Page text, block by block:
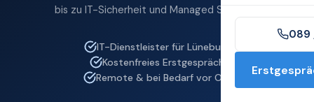
089
bis zu IT-Sicherheit und Managed Services.
IT-Dienstleister für Lüneburg
Kostenfreies Erstgespräch
Remote & bei Bedarf vor Ort